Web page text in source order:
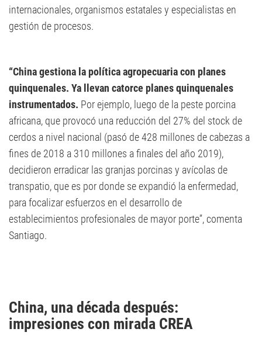
internacionales, organismos estatales y especialistas en
gestión de procesos.
“China gestiona la política agropecuaria con planes
quinquenales. Ya llevan catorce planes quinquenales
instrumentados. Por ejemplo, luego de la peste porcina
africana, que provocó una reducción del 27% del stock de
cerdos a nivel nacional (pasó de 428 millones de cabezas a
fines de 2018 a 310 millones a finales del año 2019),
decidieron erradicar las granjas porcinas y avícolas de
transpatio, que es por donde se expandió la enfermedad,
para focalizar esfuerzos en el desarrollo de
establecimientos profesionales de mayor porte”, comenta
Santiago.
China, una década después:
impresiones con mirada CREA